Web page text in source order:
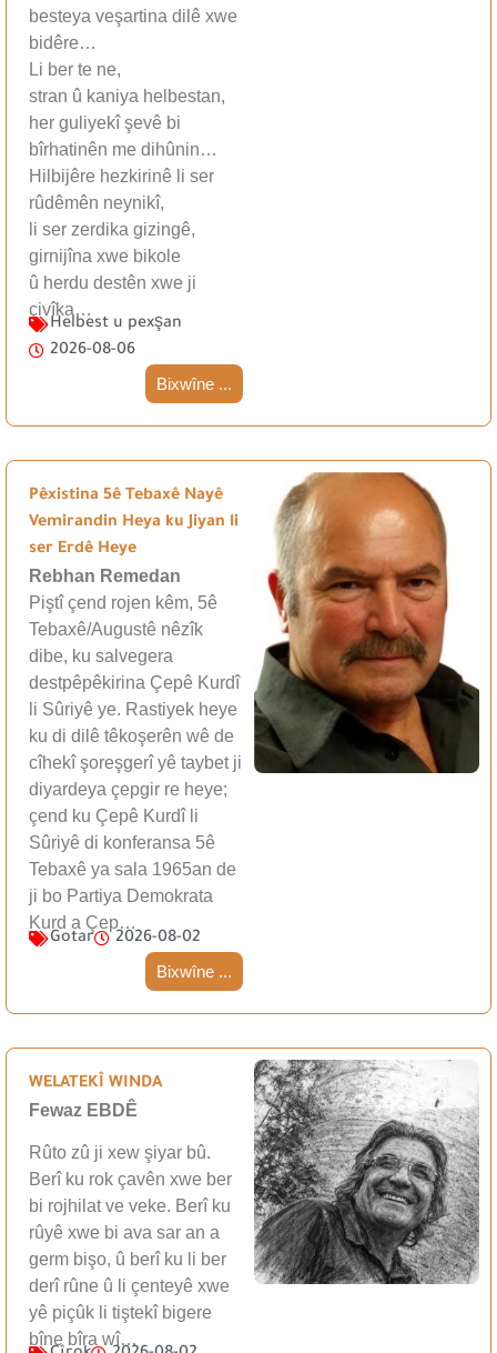
besteya veşartina dilê xwe
bidêre…
Li ber te ne,
stran û kaniya helbestan,
her guliyekî şevê bi
bîrhatinên me dihûnin…
Hilbijêre hezkirinê li ser
rûdêmên neynikî,
li ser zerdika gizingê,
girnijîna xwe bikole
û herdu destên xwe ji
çivîka…
Helbest u pexşan
2026-08-06
Bixwîne ...
Pêxistina 5ê Tebaxê Nayê
Vemirandin Heya ku Jiyan li
ser Erdê Heye
Rebhan Remedan
Piştî çend rojen kêm, 5ê
Tebaxê/Augustê nêzîk
dibe, ku salvegera
destpêpêkirina Çepê Kurdî
li Sûriyê ye. Rastiyek heye
ku di dilê têkoşerên wê de
cîhekî şoreşgerî yê taybet ji
diyardeya çepgir re heye;
çend ku Çepê Kurdî li
Sûriyê di konferansa 5ê
Tebaxê ya sala 1965an de
ji bo Partiya Demokrata
Kurd a Çep…
Gotar 2026-08-02
Bixwîne ...
WELATEKÎ WINDA
Fewaz EBDÊ
Rûto zû ji xew şiyar bû.
Berî ku rok çavên xwe ber
bi rojhilat ve veke. Berî ku
rûyê xwe bi ava sar an a
germ bişo, û berî ku li ber
derî rûne û li çenteyê xwe
yê piçûk li tiştekî bigere
bîne bîra wî…